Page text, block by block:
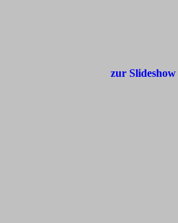
zur Slideshow